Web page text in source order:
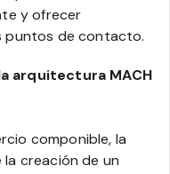
y ofrecer
puntos de contacto.
arquitectura MACH
componible, la
creación de un